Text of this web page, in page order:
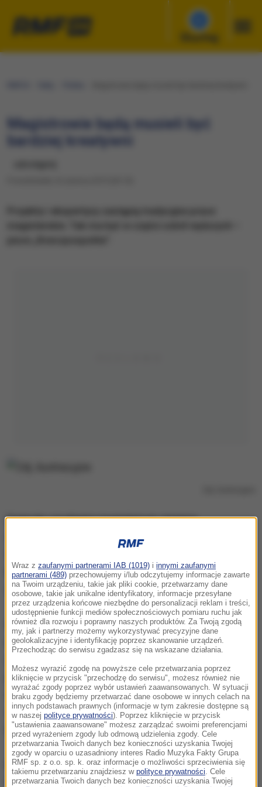
Słuchaj
Magistrowie będą musieli być
bardziej kreatywni
Formułę uzyskania magisterium zmienią
uniwersytety: Gdański, Wrocławski, Kardynała
Koźmińskiego. Chodzi o to, by podkreślać praktyczny
charakter zdobytej wiedzy.
Na Wydziale Prawa Uniwersytetu Gdańskiego pracą
magisterską będą mogły być glosa, opinia prawna,
połowie ostatniego semestru określi temat i sposób
realizacji. Na napisanie pracy student będzie miał
sześć tygodni. Pierwsze prace w tym systemie będą
bronione za dwa lata.
Na warszawskim Uniwersytecie Kardynała Stefana
Wyszyńskiego od roku akademickiego 2015/2016 w
Wraz z zaufanymi partnerami IAB (1019) i innymi zaufanymi
partnerami (489) przechowujemy i/lub odczytujemy informacje zawarte
na Twoim urządzeniu, takie jak pliki cookie, przetwarzamy dane
osobowe, takie jak unikalne identyfikatory, informacje przesyłane
przez urządzenia końcowe niezbędne do personalizacji reklam i treści,
udostępnienie funkcji mediów społecznościowych pomiaru ruchu jak
również dla rozwoju i poprawny naszych produktów. Za Twoją zgodą
my, jak i partnerzy możemy wykorzystywać precyzyjne dane
geolokalizacyjne i identyfikację poprzez skanowanie urządzeń.
Przechodząc do serwisu zgadzasz się na wskazane działania.
Możesz wyrazić zgodę na powyższe cele przetwarzania poprzez
kliknięcie w przycisk "przechodzę do serwisu", możesz również nie
wyrażać zgody poprzez wybór ustawień zaawansowanych. W sytuacji
braku zgody będziemy przetwarzać dane osobowe w innych celach na
innych podstawach prawnych (informacje w tym zakresie dostępne są
w naszej polityce prywatności). Poprzez kliknięcie w przycisk
"ustawienia zaawansowane" możesz zarządzać swoimi preferencjami
przed wyrażeniem zgody lub odmową udzielenia zgody. Cele
przetwarzania Twoich danych bez konieczności uzyskania Twojej
zgody w oparciu o uzasadniony interes Radio Muzyka Fakty Grupa
RMF sp. z o.o. sp. k. oraz informacje o możliwości sprzeciwienia się
takiemu przetwarzaniu znajdziesz w polityce prywatności. Cele
przetwarzania Twoich danych bez konieczności uzyskania Twojej